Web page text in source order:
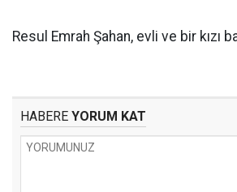
Resul Emrah Şahan, evli ve bir kızı
HABERE YORUM KAT